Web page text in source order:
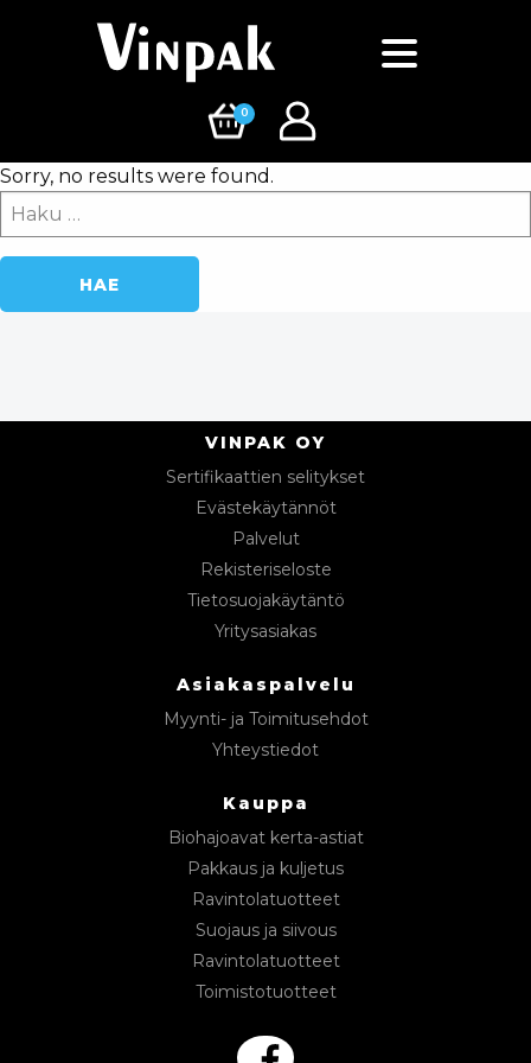
0
Sorry, no results were found.
Haku:
VINPAK OY
Sertifikaattien selitykset
Evästekäytännöt
Palvelut
Rekisteriseloste
Tietosuojakäytäntö
Yritysasiakas
Asiakaspalvelu
Myynti- ja Toimitusehdot
Yhteystiedot
Kauppa
Biohajoavat kerta-astiat
Pakkaus ja kuljetus
Ravintolatuotteet
Suojaus ja siivous
Ravintolatuotteet
Toimistotuotteet